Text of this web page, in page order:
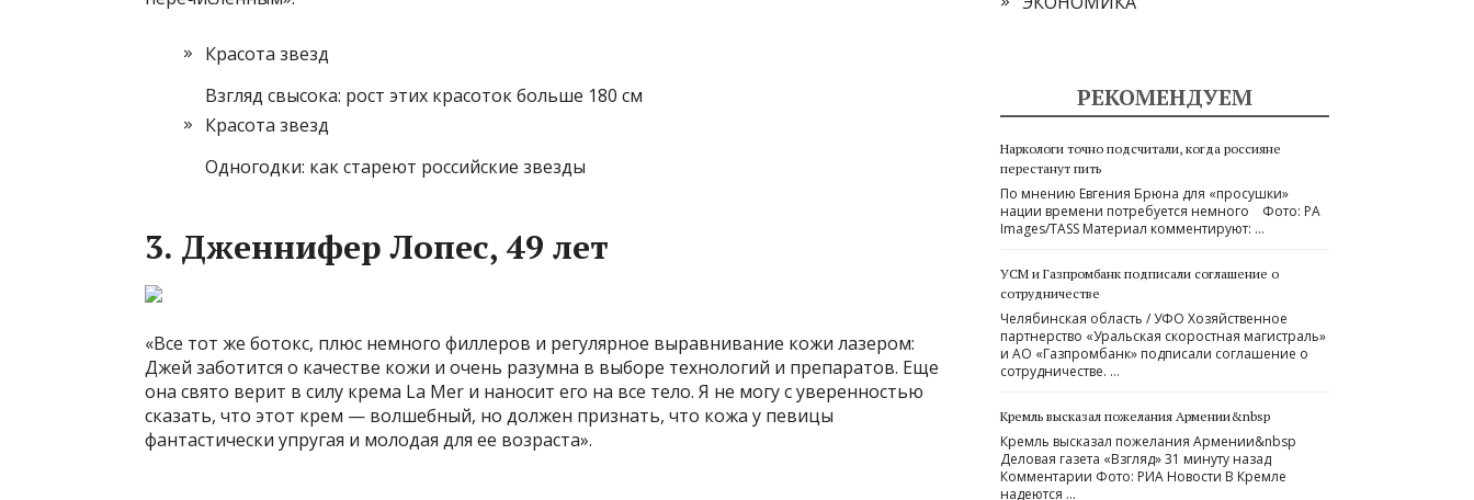
Красота звезд
Взгляд свысока: рост этих красоток больше 180 см
Красота звезд
Одногодки: как стареют российские звезды
3. Дженнифер Лопес, 49 лет
«Все тот же ботокс, плюс немного филлеров и регулярное выравнивание кожи лазером:
Джей заботится о качестве кожи и очень разумна в выборе технологий и препаратов. Еще
она свято верит в силу крема La Mer и наносит его на все тело. Я не могу с уверенностью
сказать, что этот крем — волшебный, но должен признать, что кожа у певицы
фантастически упругая и молодая для ее возраста».
РЕКОМЕНДУЕМ
Наркологи точно подсчитали, когда россияне
перестанут пить
По мнению Евгения Брюна для «просушки»
нации времени потребуется немного Фото: PA
Images/TASS Материал комментируют: …
УСМ и Газпромбанк подписали соглашение о
сотрудничестве
Челябинская область / УФО Хозяйственное
партнерство «Уральская скоростная магистраль»
и АО «Газпромбанк» подписали соглашение о
сотрудничестве. …
Кремль высказал пожелания Армении&nbsp
Кремль высказал пожелания Армении&nbsp
Деловая газета «Взгляд» 31 минуту назад
Комментарии Фото: РИА Новости В Кремле
надеются …